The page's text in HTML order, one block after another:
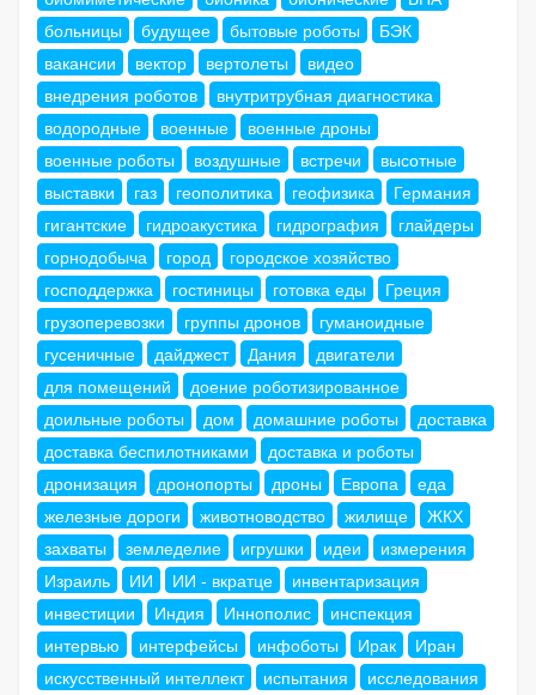
больницы
будущее бытовые роботы
БЭК
вакансии
вектор вертолеты
видео
внедрения роботов
внутритрубная диагностика
водородные
военные
военные дроны
военные роботы
воздушные встречи
высотные
выставки
газ геополитика геофизика
Германия
гигантские
гидроакустика гидрография
глайдеры
горнодобыча
город
городское хозяйство
господдержка
гостиницы готовка еды
Греция
грузоперевозки
группы дронов
гуманоидные
гусеничные
дайджест Дания
двигатели
для помещений
доение роботизированное
доильные роботы
дом домашние роботы
доставка
доставка беспилотниками
доставка и роботы
дронизация
дронопорты дроны Европа
еда
железные дороги
животноводство жилище
ЖКХ
захваты
земледелие игрушки идеи
измерения
Израиль
ИИ ИИ - вкратце
инвентаризация
инвестиции
Индия Иннополис
инспекция
интервью
интерфейсы инфоботы Ирак
Иран
искусственный интеллект
испытания
исследования